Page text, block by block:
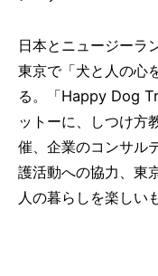
日本とニュージーラ
東京で「犬と人の心
る。「Happy Dog
ットーに、しつけ方
催、企業のコンサル
護活動への協力、東
人の暮らしを楽しい